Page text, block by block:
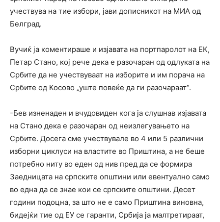
учествува на тие избори, јави дописникот на МИА од
Белград.
Вучиќ ја коментираше и изјавата на портпаролот на ЕК,
Петар Стано, кој рече дека е разочаран од одлуката на
Србите да не учествуваат на изборите и им порача на
Србите од Косово „уште повеќе да ги разочараат“.
-Бев изненаден и вчудовиден кога ја слушнав изјавата
на Стано дека е разочаран од неизлегувањето на
Србите. Досега сме учествувале во 4 или 5 различни
изборни циклуси на властите во Приштина, а не беше
потребно ниту во еден од нив пред да се формира
Заедницата на српските општини или евентуално само
во една да се знае кои се српските општини. Десет
години подоцна, за што не е само Приштина виновна,
бидејќи тие од ЕУ се гаранти, Србија ја малтретираат,